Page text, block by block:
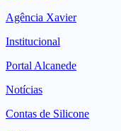
Agência Xavier
Institucional
Portal Alcanede
Notícias
Contas de Silicone